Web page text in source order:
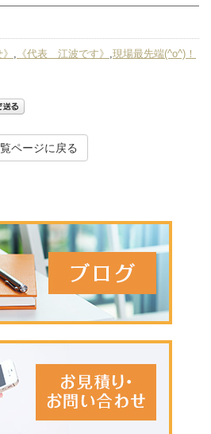
, 《代表 江波です》 ,現場最先端(^o^)！
ページに戻る